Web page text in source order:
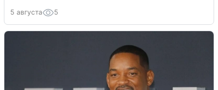
5 августа 5